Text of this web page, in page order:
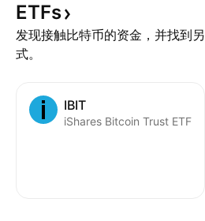
ETFs
发现接触比特币的资金，并找到
式。
IBIT
iShares Bitcoin Trust ETF